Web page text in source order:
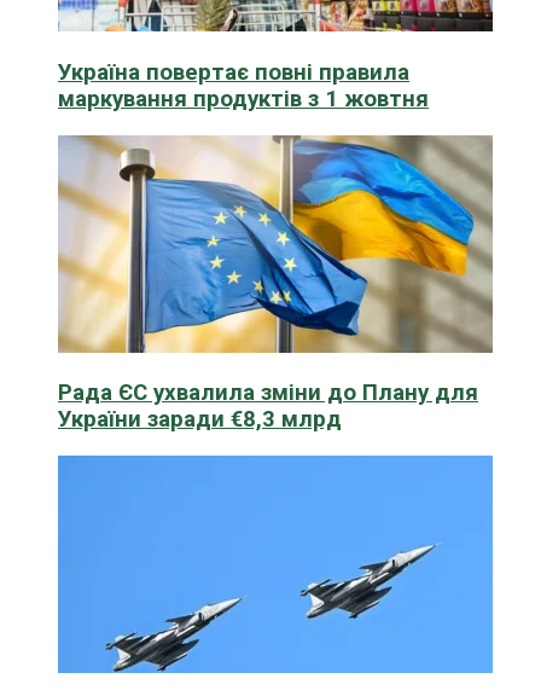
Україна повертає повні правила
маркування продуктів з 1 жовтня
Рада ЄС ухвалила зміни до Плану для
України заради €8,3 млрд